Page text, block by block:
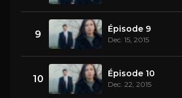
9 Épisode 9
Dec. 15, 2015
10 Épisode 10
Dec. 22, 2015